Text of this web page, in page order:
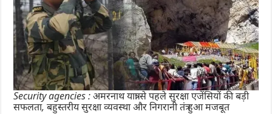
Security agencies : अमरनाथ यात्रा से पहले सुरक्षा एजेंसियों की बड़ी
सफलता, बहुस्तरीय सुरक्षा व्यवस्था और निगरानी तंत्र हुआ मजबूत